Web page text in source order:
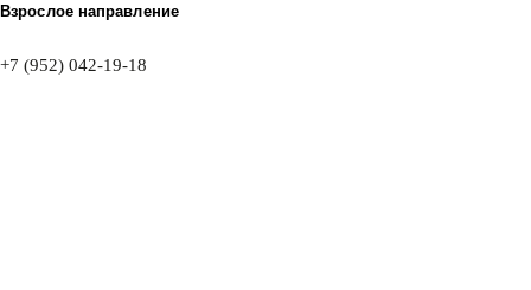
Взрослое направление
+7 (952) 042-19-18